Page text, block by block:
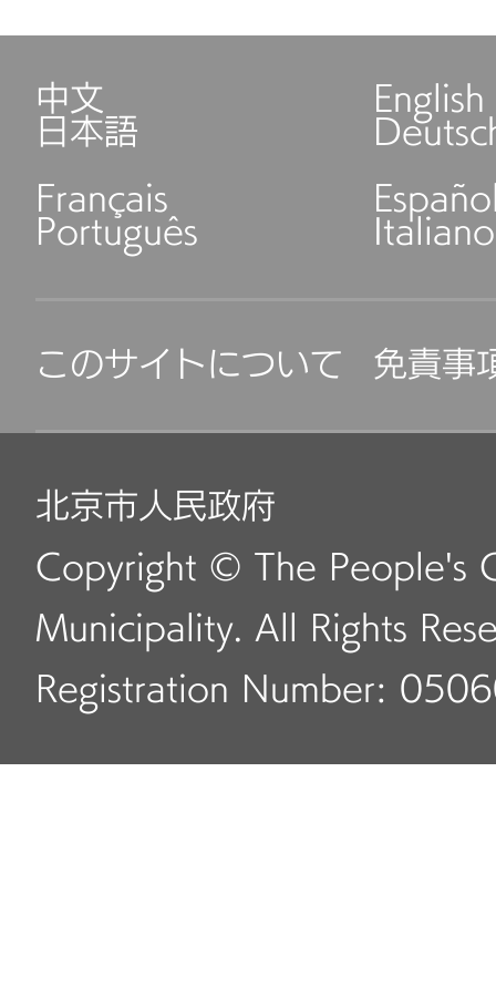
中文 English
日本語
Français
Português Italiano
このサイトについて 免責事
北京市人民政府
Copyright © The People's
Municipality. All Rights
Registration Number: